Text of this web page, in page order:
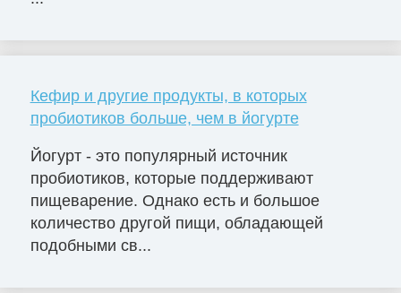
Кефир и другие продукты, в которых
пробиотиков больше, чем в йогурте
Йогурт - это популярный источник
пробиотиков, которые поддерживают
пищеварение. Однако есть и большое
количество другой пищи, обладающей
подобными св...